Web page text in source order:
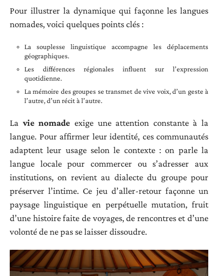
Pour illustrer la dynamique qui façonne les langues
nomades, voici quelques points clés :
La souplesse linguistique accompagne les déplacements
géographiques.
Les différences régionales influent sur l’expression
quotidienne.
La mémoire des groupes se transmet de vive voix, d’un geste à
l’autre, d’un récit à l’autre.
La vie nomade exige une attention constante à la
langue. Pour affirmer leur identité, ces communautés
adaptent leur usage selon le contexte : on parle la
langue locale pour commercer ou s’adresser aux
institutions, on revient au dialecte du groupe pour
préserver l’intime. Ce jeu d’aller-retour façonne un
paysage linguistique en perpétuelle mutation, fruit
d’une histoire faite de voyages, de rencontres et d’une
volonté de ne pas se laisser dissoudre.